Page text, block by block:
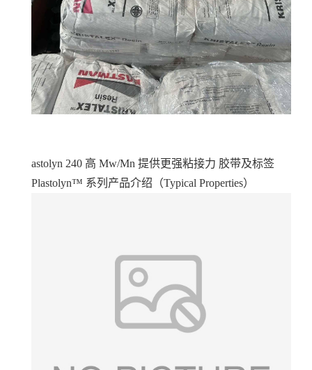
astolyn 240 高 Mw/Mn 提供更强粘接力 胶带及标签
Plastolyn™ 系列产品介绍（Typical Properties）